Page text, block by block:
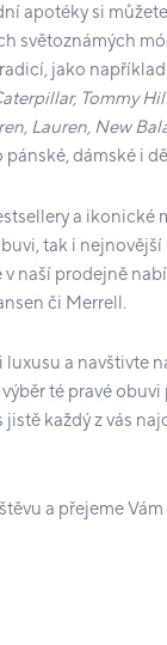
apotéky si
světoznámých
jako například
Tommy
Lauren, New
pánské, dámské i
a ikonické
tak i
v naší prodejně
či Merrell.
a navštivte
té pravé obuvi
každý z vás
a přejeme